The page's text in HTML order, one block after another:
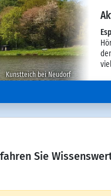
Kunstteich bei Neudorf
Sie